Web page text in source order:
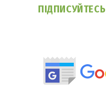
ПІДПИСУЙТЕСЬ